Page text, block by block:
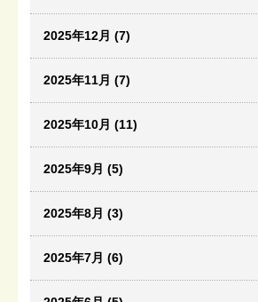
2025年12月 (7)
2025年11月 (7)
2025年10月 (11)
2025年9月 (5)
2025年8月 (3)
2025年7月 (6)